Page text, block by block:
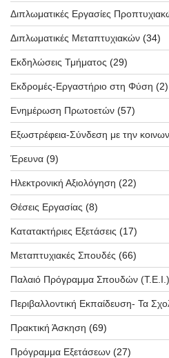
Διπλωματικές Εργασίες
Διπλωματικές Μεταπτυχιακών (34)
Εκδηλώσεις Τμήματος (29)
Εκδρομές-Εργαστήριο στη Φύση (2)
Ενημέρωση Πρωτοετών (57)
Εξωστρέφεια-Σύνδεση με την
Έρευνα (9)
Ηλεκτρονική Αξιολόγηση (22)
Θέσεις Εργασίας (8)
Κατατακτήριες Εξετάσεις (17)
Μεταπτυχιακές Σπουδές (66)
Παλαιό Πρόγραμμα Σπουδών (T.E.I.)
Περιβαλλοντική Εκπαίδευση- Τα
Πρακτική Άσκηση (69)
Πρόγραμμα Εξετάσεων (27)